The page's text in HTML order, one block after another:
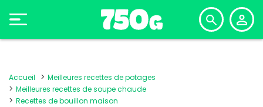
Accueil
Meilleures recettes de potages
Meilleures recettes de soupe chaude
Recettes de bouillon maison